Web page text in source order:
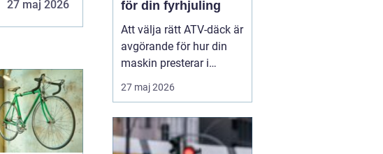
27 maj 2026
för din fyrhjuling
Att välja rätt ATV-däck är
avgörande för hur din
maskin presterar i
vardagen, oavsett om du
arbetar i skogen eller kör
däck gör stor skillnad för
säkerhet...
27 maj 2026